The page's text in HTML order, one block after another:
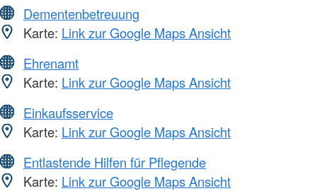
Dementenbetreuung
Karte: Link zur Google Maps Ansicht
Ehrenamt
Karte: Link zur Google Maps Ansicht
Einkaufsservice
Karte: Link zur Google Maps Ansicht
Entlastende Hilfen für Pflegende
Karte: Link zur Google Maps Ansicht